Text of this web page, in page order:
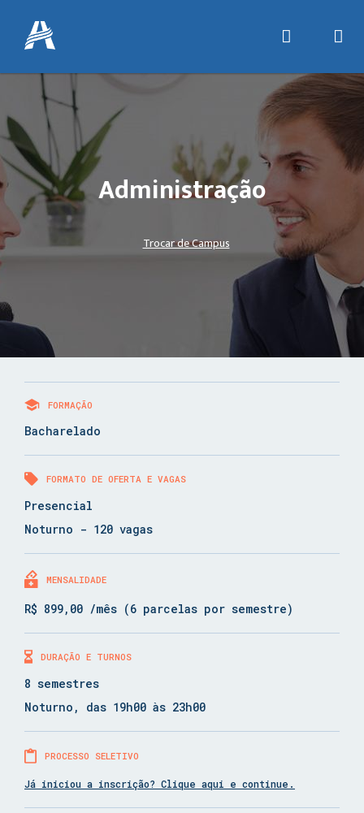
Administração
Trocar de Campus
FORMAÇÃO
Bacharelado
FORMATO DE OFERTA E VAGAS
Presencial
Noturno - 120 vagas
MENSALIDADE
R$ 899,00 /mês (6 parcelas por semestre)
DURAÇÃO E TURNOS
8 semestres
Noturno, das 19h00 às 23h00
PROCESSO SELETIVO
Já iniciou a inscrição? Clique aqui e continue.